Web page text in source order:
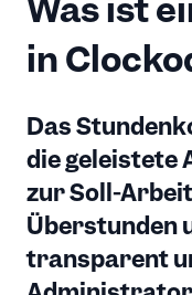
Was ist
in
Das
die geleistete
zur Soll-
Überstunden
transparent